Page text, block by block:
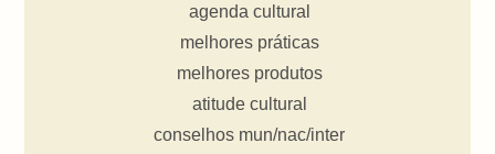
agenda cultural
melhores práticas
melhores produtos
atitude cultural
conselhos mun/nac/inter